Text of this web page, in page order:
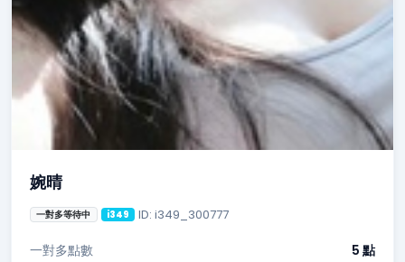
婉晴
一對多等待中 i349 ID: i349_300777
一對多點數
5 點